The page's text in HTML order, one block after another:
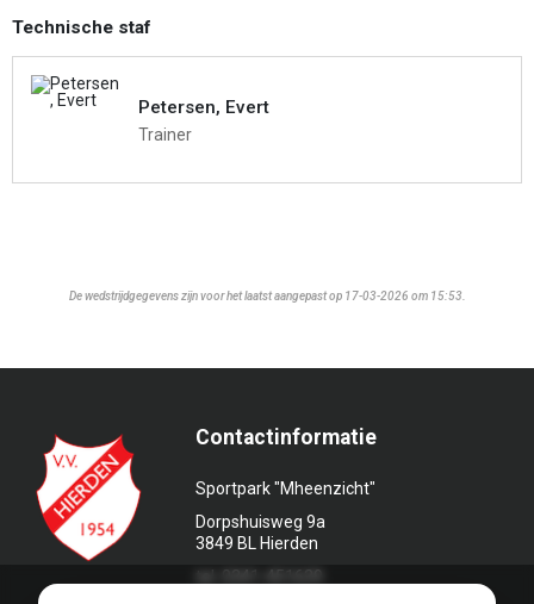
Technische staf
Petersen, Evert
Trainer
De wedstrijdgegevens zijn voor het laatst aangepast op 17-03-2026 om 15:53.
Contactinformatie
Sportpark "Mheenzicht"
Dorpshuisweg 9a
3849 BL Hierden